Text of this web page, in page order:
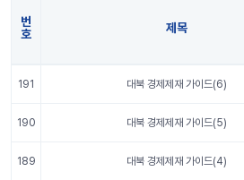
번
호
제목
191 대북 경제제재 가이드(6)
190 대북 경제제재 가이드(5)
189 대북 경제제재 가이드(4)